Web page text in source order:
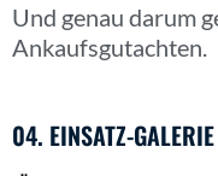
Und genau darum
Ankaufsgutachten.
04. EINSATZ-GALERIE